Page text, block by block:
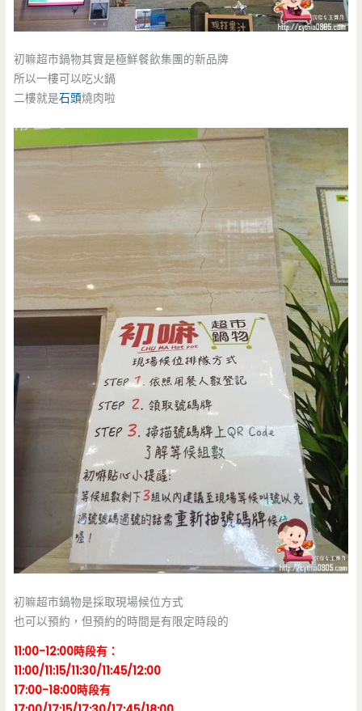
初嘛超市鍋物其實是極鮮餐飲集團的新品牌
所以一樓可以吃火鍋
二樓就是石頭燒肉啦
初嘛超市鍋物是採取現場候位方式
也可以預約，但預約的時間是有限定時段的
11:00-12:00時段有：
11:00/11:15/11:30/11:45/12:00
17:00-18:00時段有